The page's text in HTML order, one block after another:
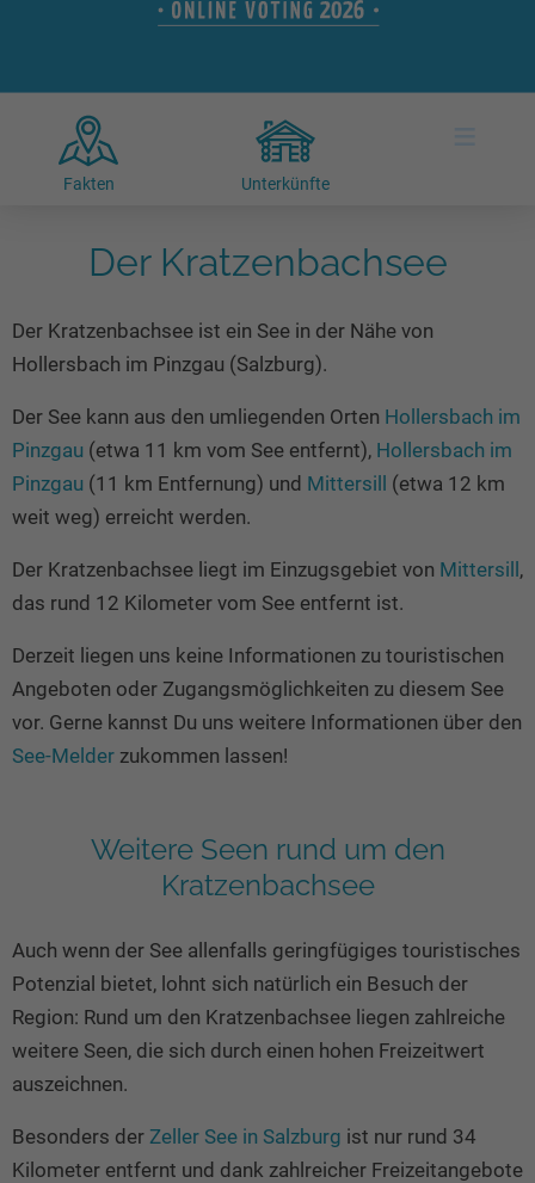
Radtouren am See
Kitesurfen
Kanu- & Kajaktouren
Badeseen in Deutschland
Wellness am See
Romantik Hotels
Urlaub an der Küste
Unterkünfte
Hotels am See
Ferienwohnungen
Camping
Kanu- & Kajak-Urlaub
Bikeurlaub
Auszeit & Wellness
Camping am See
Top-Hotels
Familienhotels
Wellness-Hotels
Biohotels
Ausgefallenes
Häuser auf dem Wasser
Hundefreundliche Unterkünfte
Seen in Deutschland
Seen in Europa
Überwachte Badestellen
Unsere See-Highlights
Deutschlands schönste Seen
Top Seen nach Bundesländern
Top Seen nach Regionen
Deutschlands Lieblingsseen
Österreich
Frankreich
Niederlande
Schweden
alle Länder…
Fakten Unterkünfte
Der Kratzenbachsee
Der Kratzenbachsee ist ein See in der Nähe von
Hollersbach im Pinzgau (Salzburg).
Der See kann aus den umliegenden Orten Hollersbach im
Pinzgau (etwa 11 km vom See entfernt), Hollersbach im
Pinzgau (11 km Entfernung) und Mittersill (etwa 12 km
weit weg) erreicht werden.
Der Kratzenbachsee liegt im Einzugsgebiet von Mittersill,
das rund 12 Kilometer vom See entfernt ist.
Derzeit liegen uns keine Informationen zu touristischen
Angeboten oder Zugangsmöglichkeiten zu diesem See
vor. Gerne kannst Du uns weitere Informationen über den
See-Melder zukommen lassen!
Weitere Seen rund um den
Kratzenbachsee
Auch wenn der See allenfalls geringfügiges touristisches
Potenzial bietet, lohnt sich natürlich ein Besuch der
Region: Rund um den Kratzenbachsee liegen zahlreiche
weitere Seen, die sich durch einen hohen Freizeitwert
auszeichnen.
Besonders der Zeller See in Salzburg ist nur rund 34
Kilometer entfernt und dank zahlreicher Freizeitangebote